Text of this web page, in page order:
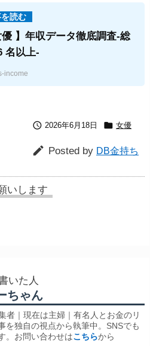
優 】年収データ徹底調査-総
名以上-
income
 2026年6月18日  女優
 Posted by DB金持ち
いします
いた人
ちゃん
者｜現在は主婦｜有名人とお金のリ
を独自の視点から執筆中。SNSでも
。お問い合わせはこちらから